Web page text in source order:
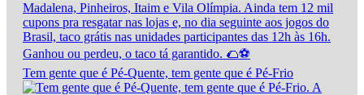
Tem gente que é Pé-Quente, tem gente que é Pé-Frio